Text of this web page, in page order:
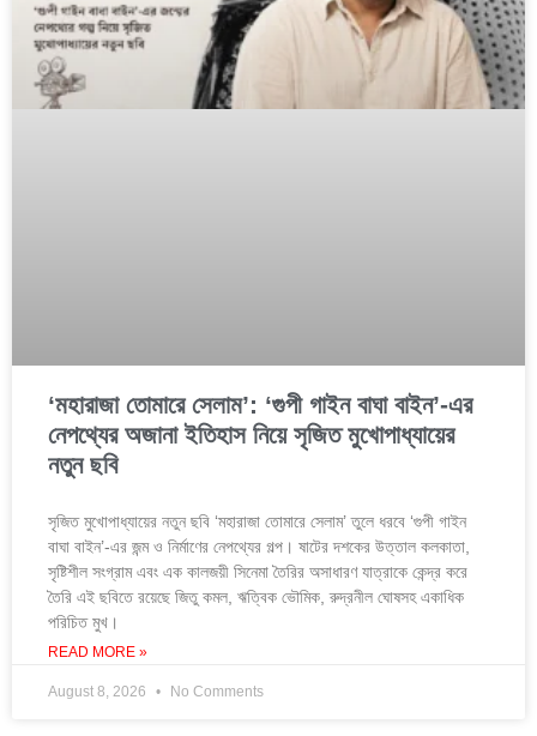
‘মহারাজা তোমারে সেলাম’: ‘গুপী গাইন বাঘা বাইন’-এর
নেপথ্যের অজানা ইতিহাস নিয়ে সৃজিত মুখোপাধ্যায়ের
নতুন ছবি
সৃজিত মুখোপাধ্যায়ের নতুন ছবি ‘মহারাজা তোমারে সেলাম’ তুলে ধরবে ‘গুপী গাইন
বাঘা বাইন’-এর জন্ম ও নির্মাণের নেপথ্যের গল্প। ষাটের দশকের উত্তাল কলকাতা,
সৃষ্টিশীল সংগ্রাম এবং এক কালজয়ী সিনেমা তৈরির অসাধারণ যাত্রাকে কেন্দ্র করে
তৈরি এই ছবিতে রয়েছে জিতু কমল, ঋত্বিক ভৌমিক, রুদ্রনীল ঘোষসহ একাধিক
পরিচিত মুখ।
READ MORE »
August 8, 2026 No Comments